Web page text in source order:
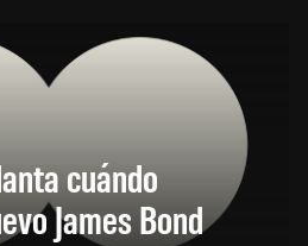
cuándo
James Bond